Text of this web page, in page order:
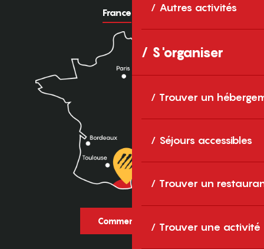
Autres activités
S'organiser
Trouver un
Séjours accessibles
Trouver un
Trouver une activité
France Europe
Comment venir ?